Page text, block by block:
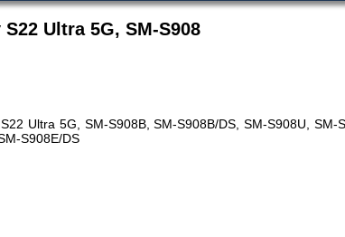
Ultra 5G, SM-S908
Ultra 5G, SM-S908B, SM-S908B/DS, SM-S908U, SM-
S908E/DS